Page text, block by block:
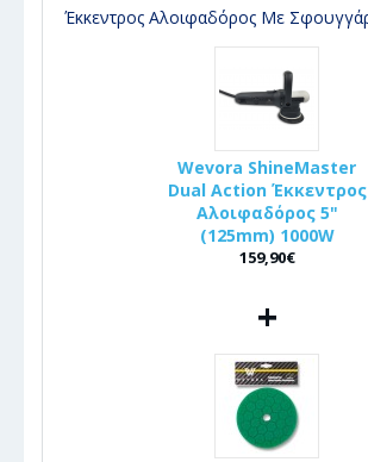
Έκκεντρος Αλοιφαδόρος Με
Wevora ShineMaster
Dual Action Έκκεντρος
Αλοιφαδόρος 5"
(125mm) 1000W
159,90€
+